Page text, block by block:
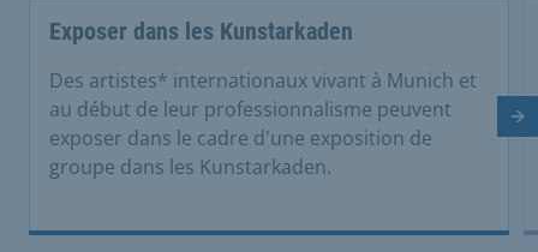
Exposer dans les Kunstarkaden
Des artistes* internationaux vivant à Munich et
au début de leur professionnalisme peuvent
exposer dans le cadre d'une exposition de
groupe dans les Kunstarkaden.